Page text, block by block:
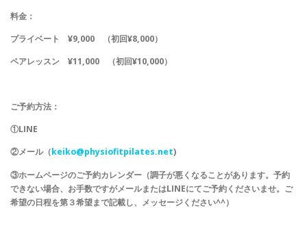
料金：
プライベート
¥9,000 （初回¥8,000）
ペアレッスン
¥11,000 （初回¥10,000）
ご予約方法：
①LINE
②メール（keiko@physiofitpilates.net)
③ホームページのご予約カレンダー（調子が悪くなることがあります。予約
できない場合、お手数ですがメールまたはLINEにてご予約くださいませ。ご
希望の日程を第３希望まで記載し、メッセージください^^）